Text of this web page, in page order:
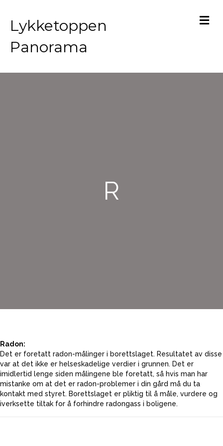
Lykketoppen
Panorama
R
Radon:
Det er foretatt radon-målinger i borettslaget. Resultatet av disse
var at det ikke er helseskadelige verdier i grunnen. Det er
imidlertid lenge siden målingene ble foretatt, så hvis man har
mistanke om at det er radon-problemer i din gård må du ta
kontakt med styret. Borettslaget er pliktig til å måle, vurdere og
iverksette tiltak for å forhindre radongass i boligene.